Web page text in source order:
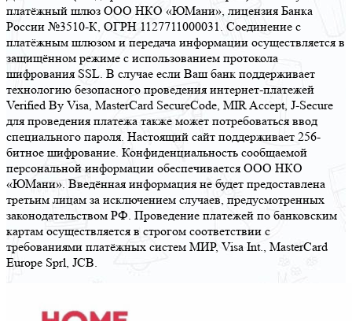
платёжный шлюз ООО НКО «ЮМани», лицензия Банка
России №3510-К, ОГРН 1127711000031. Соединение с
платёжным шлюзом и передача информации осуществляется в
защищённом режиме с использованием протокола
шифрования SSL. В случае если Ваш банк поддерживает
технологию безопасного проведения интернет-платежей
Verified By Visa, MasterCard SecureCode, MIR Accept, J-Secure
для проведения платежа также может потребоваться ввод
специального пароля. Настоящий сайт поддерживает 256-
битное шифрование. Конфиденциальность сообщаемой
персональной информации обеспечивается ООО НКО
«ЮМани». Введённая информация не будет предоставлена
третьим лицам за исключением случаев, предусмотренных
законодательством РФ. Проведение платежей по банковским
картам осуществляется в строгом соответствии с
требованиями платёжных систем МИР, Visa Int., MasterCard
Europe Sprl, JCB.